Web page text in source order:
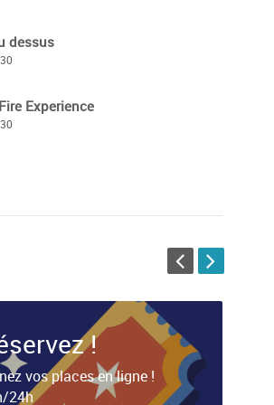
dessus
Experience
!
vos places en ligne !
24h